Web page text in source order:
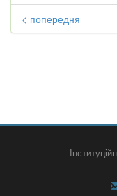
< попередня